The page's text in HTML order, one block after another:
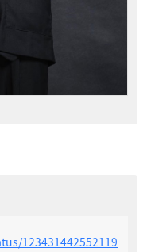
123431442552119